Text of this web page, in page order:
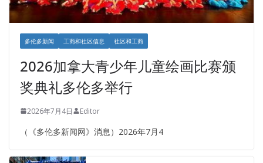
多伦多新闻 工商和社区信息 社区和工商
2026加拿大青少年儿童绘画比赛颁
奖典礼多伦多举行
2026年7月4日 Editor
（《多伦多新闻网》消息）2026年7月4